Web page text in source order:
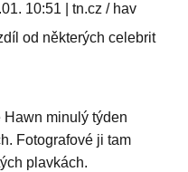
10:51
tn.cz / hav
od některých celebrit
minulý týden
Fotografové ji tam
plavkách.